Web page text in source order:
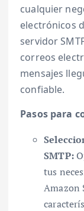
cualquier
electrónicos
servidor
correos
mensajes
confiable.
Pasos para
SMTP:
tus
Amazon